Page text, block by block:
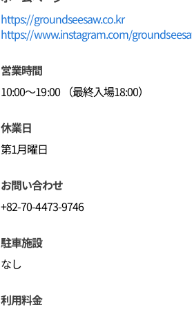
https://groundseesaw.co.kr
https://www.instagram.com/
営業時間
10:00～19:00 （最終入場18:00）
休業日
第1月曜日
お問い合わせ
+82-70-4473-9746
駐車施設
なし
利用料金